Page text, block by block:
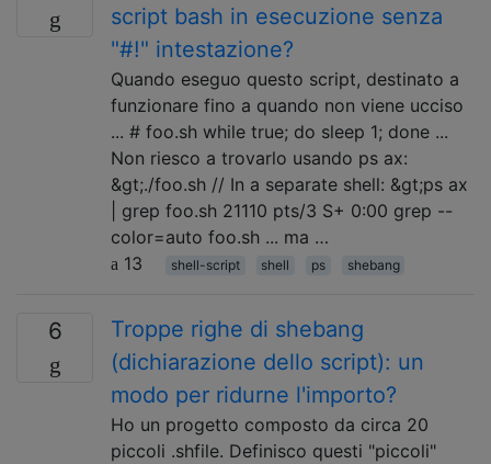
script bash in esecuzione senza
"#!" intestazione?
Quando eseguo questo script, destinato a
funzionare fino a quando non viene ucciso
... # foo.sh while true; do sleep 1; done ...
Non riesco a trovarlo usando ps ax:
&gt;./foo.sh // In a separate shell: &gt;ps ax
| grep foo.sh 21110 pts/3 S+ 0:00 grep --
color=auto foo.sh ... ma …
13
shell-script shell ps shebang
6
Troppe righe di shebang
(dichiarazione dello script): un
modo per ridurne l'importo?
Ho un progetto composto da circa 20
piccoli .shfile. Definisco questi "piccoli"